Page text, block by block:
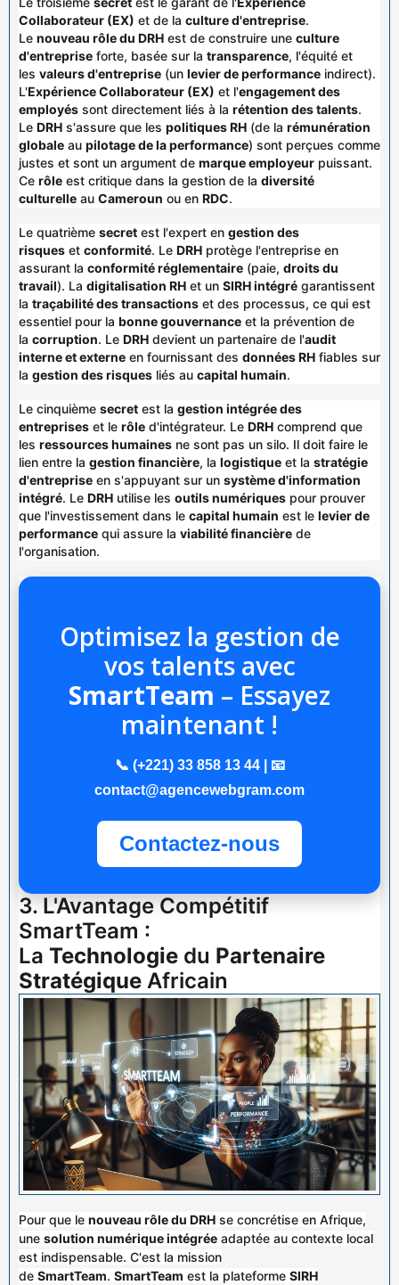
Collaborateur (EX) et de la culture d'entreprise.
Le nouveau rôle du DRH est de construire une culture
d'entreprise forte, basée sur la transparence, l'équité et
les valeurs d'entreprise (un levier de performance indirect).
L'Expérience Collaborateur (EX) et l'engagement des
employés sont directement liés à la rétention des talents.
Le DRH s'assure que les politiques RH (de la rémunération
globale au pilotage de la performance) sont perçues comme
justes et sont un argument de marque employeur puissant.
Ce rôle est critique dans la gestion de la diversité
culturelle au Cameroun ou en RDC.
Le quatrième secret est l'expert en gestion des
risques et conformité. Le DRH protège l'entreprise en
assurant la conformité réglementaire (paie, droits du
travail). La digitalisation RH et un SIRH intégré garantissent
la traçabilité des transactions et des processus, ce qui est
essentiel pour la bonne gouvernance et la prévention de
la corruption. Le DRH devient un partenaire de l'audit
interne et externe en fournissant des données RH fiables sur
la gestion des risques liés au capital humain.
Le cinquième secret est la gestion intégrée des
entreprises et le rôle d'intégrateur. Le DRH comprend que
les ressources humaines ne sont pas un silo. Il doit faire le
lien entre la gestion financière, la logistique et la stratégie
d'entreprise en s'appuyant sur un système d'information
intégré. Le DRH utilise les outils numériques pour prouver
que l'investissement dans le capital humain est le levier de
performance qui assure la viabilité financière de
l'organisation.
Optimisez la gestion de
vos talents avec
SmartTeam – Essayez
maintenant !
📞 (+221) 33 858 13 44 | 📧
contact@agencewebgram.com
Contactez-nous
3. L'Avantage Compétitif
SmartTeam :
La Technologie du Partenaire
Stratégique Africain
Pour que le nouveau rôle du DRH se concrétise en Afrique,
une solution numérique intégrée adaptée au contexte local
est indispensable. C'est la mission
de SmartTeam. SmartTeam est la plateforme SIRH